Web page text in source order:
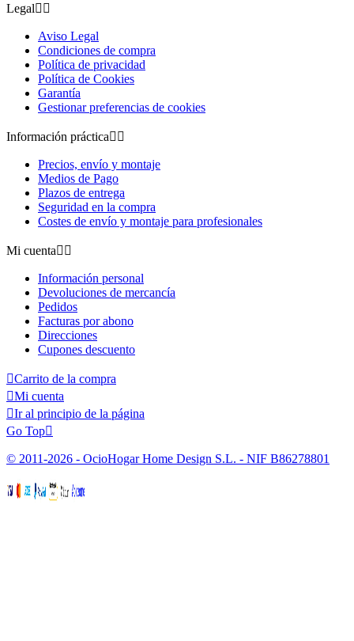
Legal 
Aviso Legal
Condiciones de compra
Política de privacidad
Política de Cookies
Garantía
Gestionar preferencias de cookies
Información práctica 
Precios, envío y montaje
Medios de Pago
Plazos de entrega
Seguridad en la compra
Costes de envío y montaje para profesionales
Mi cuenta 
Información personal
Devoluciones de mercancía
Pedidos
Facturas por abono
Direcciones
Cupones descuento
Carrito de la compra
Mi cuenta
Ir al principio de la página
Go Top
© 2011-2026 - OcioHogar Home Design S.L. - NIF B86278801